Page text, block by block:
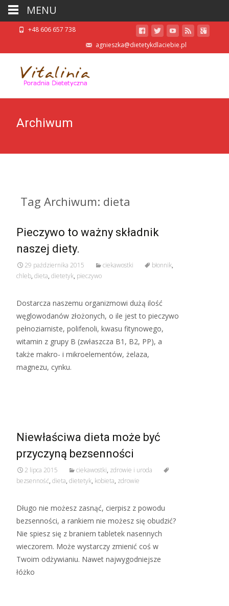
+48 606 657 738
agnieszka@dietetykdlaciebie.pl
Archiwum
Tag Archiwum: dieta
Pieczywo to ważny składnik
naszej diety.
29 października 2015 ciekawostki błonnik,
chleb, dieta, dietetyk, pieczywo
Dostarcza naszemu organizmowi dużą ilość
węglowodanów złożonych, o ile jest to pieczywo
pełnoziarniste, polifenoli, kwasu fitynowego,
witamin z grupy B (zwłaszcza B1, B2, PP), a
także makro- i mikroelementów, żelaza,
magnezu, cynku.
Niewłaściwa dieta może być
przyczyną bezsenności
2 lipca 2015 ciekawostki, zdrowie i uroda
bezsenność, dieta, dietetyk, kobieta, zdrowie
Długo nie możesz zasnąć, cierpisz z powodu
bezsenności, a rankiem nie możesz się obudzić?
Nie spiesz się z braniem tabletek nasennych
wieczorem. Może wystarczy zmienić coś w
Twoim odżywianiu. Nawet najwygodniejsze
łóżko
MENU